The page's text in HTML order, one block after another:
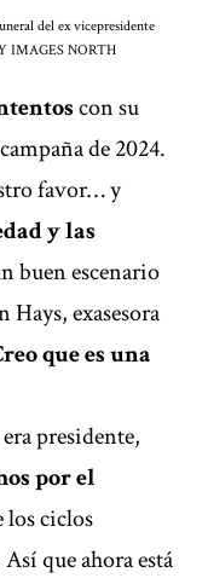
del ex vicepresidente
IMAGES NORTH
con su
de 2024.
favor… y
y las
buen escenario
Hays, exasesora
que es una
presidente,
por el
los ciclos
que ahora está